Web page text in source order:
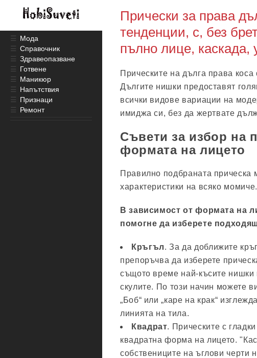
Прически за права
тенденции, с, без
пълно лице, каскада,
Прическите на дълга права
Дългите нишки предоставят
всички видове вариации на
имиджа си, без да жертвате
Съвети за избор на
формата на лицето
Правилно подбраната прическа
характеристики на всяко момиче.
В зависимост от формата на
помогне да изберете
Кръгъл. За да доближите
препоръчва да изберете
същото време най-късите нишки
скулите. По този начин можете
„Боб“ или „каре на крак“
линията на тила.
Квадрат. Прическите с
квадратна форма на лицето.
собствениците на ъглови черти
☰ Мода
☰ Справочник
☰ Здравеопазване
☰ Готвене
☰ Маникюр
☰ Напътствия
☰ Признаци
☰ Ремонт